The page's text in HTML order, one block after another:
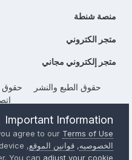
منصة شنطة
متجر الكتروني
متجر إلكتروني مجاني
حقوق الطبع والنشر حقوق
Community
Important Information
agree to ourTerms of Use
الخصوصيه, قوانين الموقع, We have placed
You canadjust your cookie